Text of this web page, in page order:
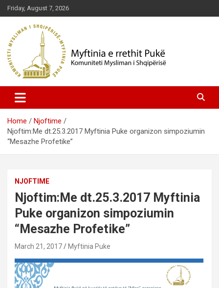
Skip
to
content
Friday, August 7, 2026
Myftinia Pukë | Faqja Zyrtare
Home
Njoftime
Njoftim:Me dt.25.3.2017 Myftinia Puke organizon simpoziumin
“Mesazhe Profetike”
NJOFTIME
Njoftim:Me dt.25.3.2017 Myftinia
Puke organizon simpoziumin
“Mesazhe Profetike”
March 21, 2017 Myftinia Puke